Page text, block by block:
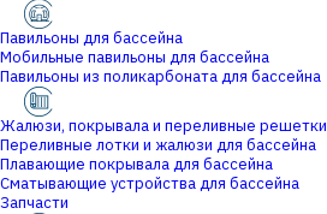
Павильоны для бассейна
Мобильные павильоны для бассейна
Павильоны из поликарбоната для бассейна
Жалюзи, покрывала и переливные решетки
Переливные лотки и жалюзи для бассейна
Плавающие покрывала для бассейна
Сматывающие устройства для бассейна
Запчасти